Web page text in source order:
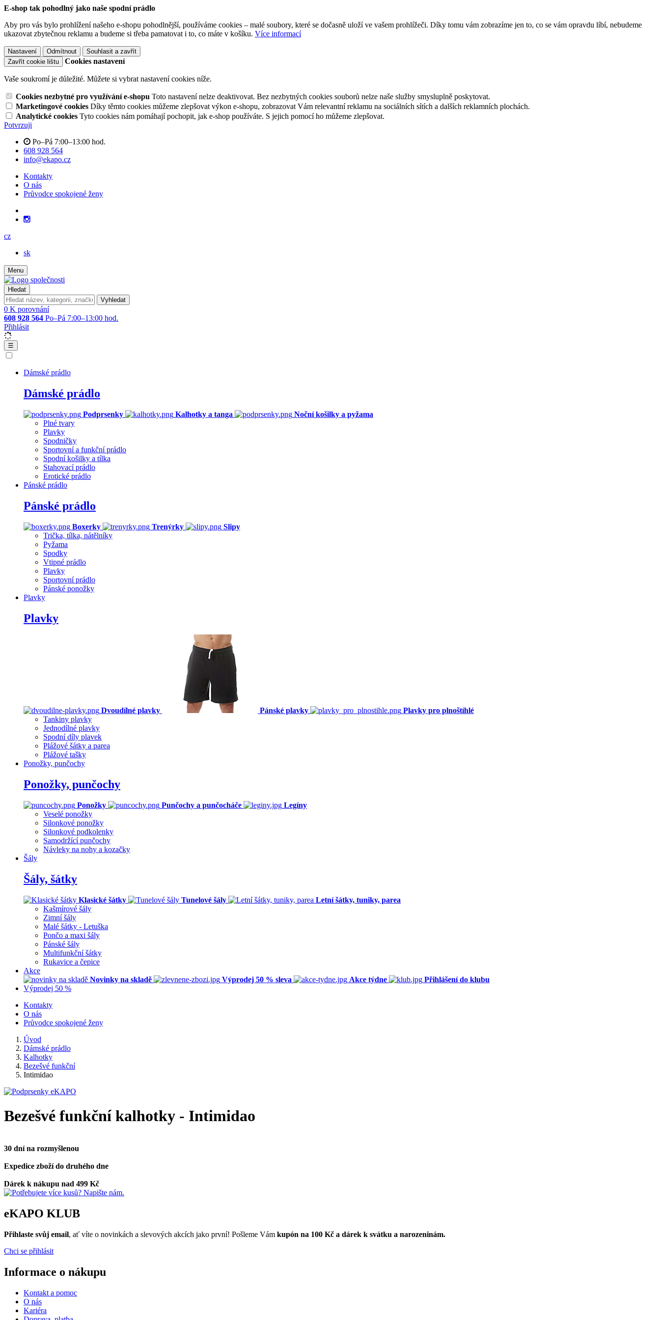
E-shop tak pohodlný jako naše spodní prádlo
Aby pro vás bylo prohlížení našeho e-shopu pohodlnější, používáme cookies – malé soubory, které se dočasně uloží ve vašem prohlížeči. Díky tomu vám zobrazíme jen to, co se vám opravdu líbí, nebudeme
ukazovat zbytečnou reklamu a budeme si třeba pamatovat i to, co máte v košíku. Více informací
Nastavení Odmítnout
Souhlasit a zavřít
Zavřít cookie lištu
Cookies nastavení
Vaše soukromí je důležité. Můžete si vybrat nastavení cookies níže.
Cookies nezbytné pro využívání e-shopu Toto nastavení nelze deaktivovat. Bez nezbytných cookies souborů nelze naše služby smysluplně poskytovat.
Marketingové cookies Díky těmto cookies můžeme zlepšovat výkon e-shopu, zobrazovat Vám relevantní reklamu na sociálních sítích a dalších reklamních plochách.
Analytické cookies Tyto cookies nám pomáhají pochopit, jak e-shop používáte. S jejich pomocí ho můžeme zlepšovat.
Potvrzuji
Po–Pá 7:00–13:00 hod.
608 928 564
info@ekapo.cz
Kontakty
O nás
Průvodce spokojené ženy
cz
sk
Menu
Hledat
Vyhledat
0 K porovnání
608 928 564 Po–Pá 7:00–13:00 hod.
Přihlásit
☰
Dámské prádlo
Dámské prádlo
Podprsenky Kalhotky a tanga
Noční košilky a pyžama
Plné tvary
Plavky
Spodničky
Sportovní a funkční prádlo
Spodní košilky a tílka
Stahovací prádlo
Erotické prádlo
Pánské prádlo
Pánské prádlo
Boxerky Trenýrky
Slipy
Trička, tílka, nátělníky
Pyžama
Spodky
Vtipné prádlo
Plavky
Sportovní prádlo
Pánské ponožky
Plavky
Plavky
Dvoudílné plavky Pánské plavky
Plavky pro plnoštíhlé
Tankiny plavky
Jednodílné plavky
Spodní díly plavek
Plážové šátky a parea
Plážové tašky
Ponožky, punčochy
Ponožky, punčochy
Ponožky Punčochy a punčocháče
Legíny
Veselé ponožky
Silonkové ponožky
Silonkové podkolenky
Samodržící punčochy
Návleky na nohy a kozačky
Šály
Šály, šátky
Klasické šátky Tunelové šály
Letní šátky, tuniky, parea
Kašmírové šály
Zimní šály
Malé šátky - Letuška
Pončo a maxi šály
Pánské šály
Multifunkční šátky
Rukavice a čepice
Akce
Novinky na skladě
Výprodej 50 % sleva Akce týdne
Přihlášení do klubu
Výprodej 50 %
Kontakty
O nás
Průvodce spokojené ženy
Úvod
Dámské prádlo
Kalhotky
Bezešvé funkční
Intimidao
Bezešvé funkční kalhotky - Intimidao
30 dní na rozmyšlenou
Expedice zboží do druhého dne
Dárek k nákupu nad 499 Kč
eKAPO KLUB
Přihlaste svůj email, ať víte o novinkách a slevových akcích jako první! Pošleme Vám kupón na 100 Kč a dárek k svátku a narozeninám.
Chci se přihlásit
Informace o nákupu
Kontakt a pomoc
O nás
Kariéra